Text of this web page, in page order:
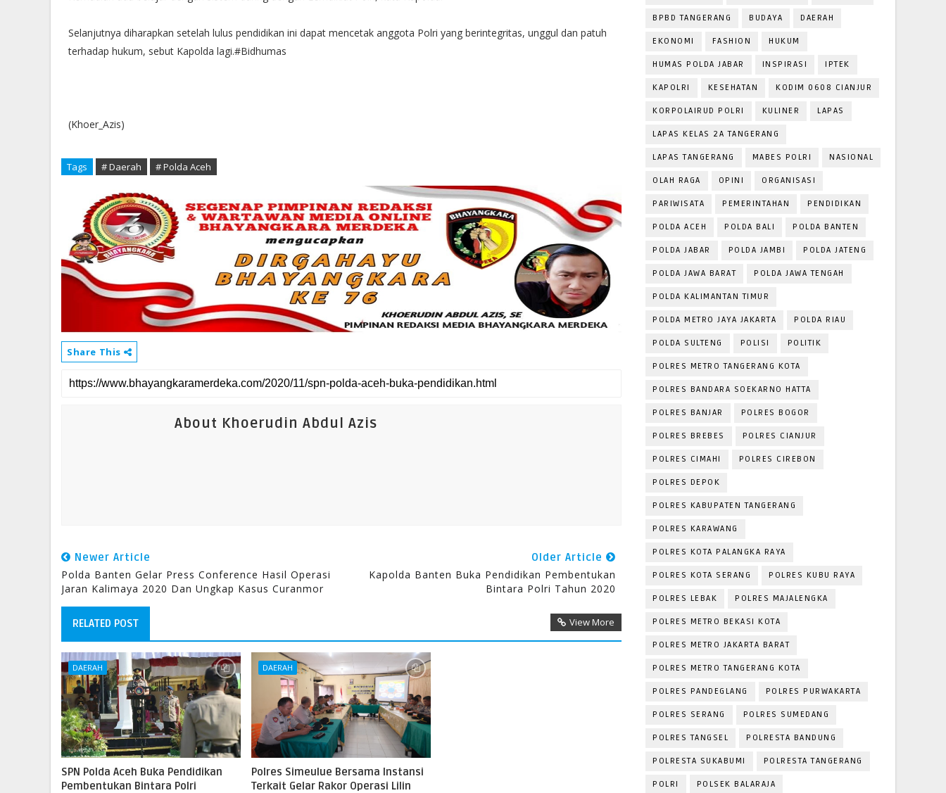
Selanjutnya diharapkan setelah lulus pendidikan ini dapat mencetak anggota Polri yang berintegritas, unggul dan patuh
terhadap hukum, sebut Kapolda lagi.#Bidhumas
(Khoer_Azis)
Tags # Daerah # Polda Aceh
Share This
About Khoerudin Abdul Azis
Newer Article
Polda Banten Gelar Press Conference Hasil Operasi
Jaran Kalimaya 2020 Dan Ungkap Kasus Curanmor
Older Article
Kapolda Banten Buka Pendidikan Pembentukan
Bintara Polri Tahun 2020
RELATED POST View More
DAERAH
SPN Polda Aceh Buka Pendidikan
Pembentukan Bintara Polri
DAERAH
Polres Simeulue Bersama Instansi
Terkait Gelar Rakor Operasi Lilin
BPBD TANGERANG BUDAYA DAERAH
EKONOMI FASHION HUKUM
HUMAS POLDA JABAR INSPIRASI IPTEK
KAPOLRI KESEHATAN KODIM 0608 CIANJUR
KORPOLAIRUD POLRI KULINER LAPAS
LAPAS KELAS 2A TANGERANG
LAPAS TANGERANG MABES POLRI NASIONAL
OLAH RAGA OPINI ORGANISASI
PARIWISATA PEMERINTAHAN PENDIDIKAN
POLDA ACEH POLDA BALI POLDA BANTEN
POLDA JABAR POLDA JAMBI POLDA JATENG
POLDA JAWA BARAT POLDA JAWA TENGAH
POLDA KALIMANTAN TIMUR
POLDA METRO JAYA JAKARTA POLDA RIAU
POLDA SULTENG POLISI POLITIK
POLRES METRO TANGERANG KOTA
POLRES BANDARA SOEKARNO HATTA
POLRES BANJAR POLRES BOGOR
POLRES BREBES POLRES CIANJUR
POLRES CIMAHI POLRES CIREBON
POLRES DEPOK
POLRES KABUPATEN TANGERANG
POLRES KARAWANG
POLRES KOTA PALANGKA RAYA
POLRES KOTA SERANG POLRES KUBU RAYA
POLRES LEBAK POLRES MAJALENGKA
POLRES METRO BEKASI KOTA
POLRES METRO JAKARTA BARAT
POLRES METRO TANGERANG KOTA
POLRES PANDEGLANG POLRES PURWAKARTA
POLRES SERANG POLRES SUMEDANG
POLRES TANGSEL POLRESTA BANDUNG
POLRESTA SUKABUMI POLRESTA TANGERANG
POLRI POLSEK BALARAJA